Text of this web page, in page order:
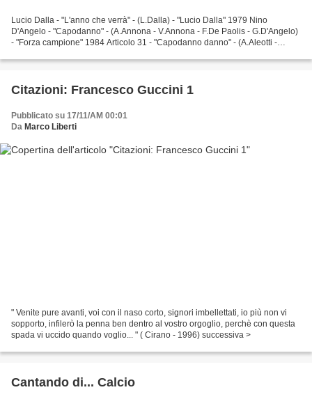
Lucio Dalla - "L'anno che verrà" - (L.Dalla) - "Lucio Dalla" 1979 Nino
D'Angelo - "Capodanno" - (A.Annona - V.Annona - F.De Paolis - G.D'Angelo)
- "Forza campione" 1984 Articolo 31 - "Capodanno danno" - (A.Aleotti -
Citazioni: Francesco Guccini 1
Pubblicato su 17/11/AM 00:01
Da Marco Liberti
" Venite pure avanti, voi con il naso corto, signori imbellettati, io più non vi
sopporto, infilerò la penna ben dentro al vostro orgoglio, perchè con questa
spada vi uccido quando voglio... " ( Cirano - 1996) successiva >
Cantando di... Calcio